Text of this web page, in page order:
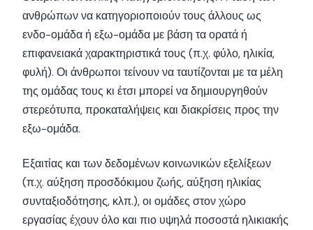
ανθρώπων να κατηγοριοποιούν τους άλλους ως
ενδο-ομάδα ή εξω-ομάδα με βάση τα ορατά ή
επιφανειακά χαρακτηριστικά τους (π.χ. φύλο, ηλικία,
φυλή). Οι άνθρωποι τείνουν να ταυτίζονται με τα μέλη
της ομάδας τους κι έτσι μπορεί να δημιουργηθούν
στερεότυπα, προκαταλήψεις και διακρίσεις προς την
εξω-ομάδα.
Εξαιτίας και των δεδομένων κοινωνικών εξελίξεων
(π.χ. αύξηση προσδόκιμου ζωής, αύξηση ηλικίας
συνταξιοδότησης, κλπ.), οι ομάδες στον χώρο
εργασίας έχουν όλο και πιο υψηλά ποσοστά ηλικιακής